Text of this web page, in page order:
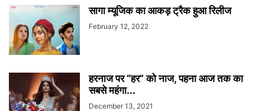
सागा म्यूजिक का आकड़ ट्रैक हुआ रिलीज
February 12, 2022
हरनाज पर “हर” को नाज, पहना आज तक का
सबसे महंगा...
December 13, 2021